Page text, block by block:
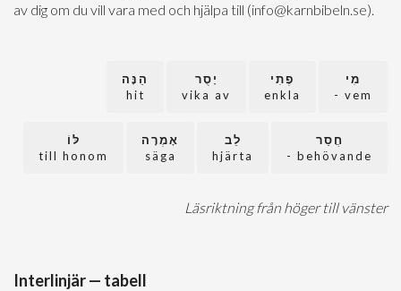
av dig om du vill vara med och hjälpa till (info@karnbibeln.se).
מִי
vem -
פֶתִי
enkla
יָסֻר
vika av
הֵנָּה
hit
חֲסַר
behövande -
לֵב
hjärta
אָמְרָה
säga
לּוֹ
till honom
Läsriktning från höger till vänster
Interlinjär — tabell